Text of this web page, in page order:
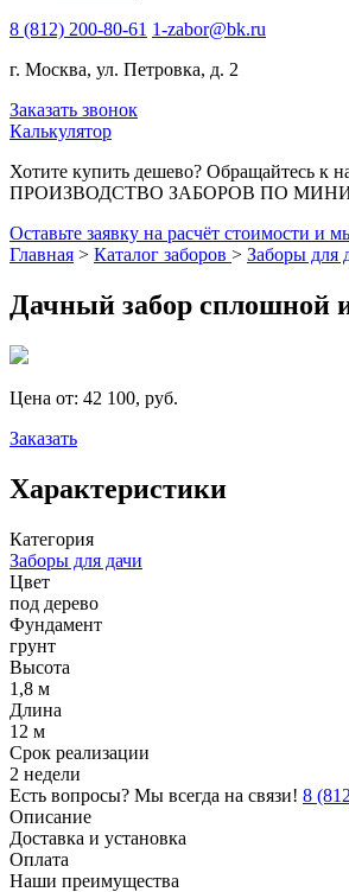
8 (812) 200-80-61 1-zabor@bk.ru
г. Москва, ул. Петровка, д. 2
Заказать звонок
Калькулятор
Хотите купить дешево? Обращайтесь к
ПРОИЗВОДСТВО ЗАБОРОВ ПО
Оставьте заявку на расчёт стоимости и
Главная > Каталог заборов > Заборы для
Дачный забор сплошной
Цена от: 42 100, руб.
Заказать
Характеристики
Категория
Заборы для дачи
Цвет
под дерево
Фундамент
грунт
Высота
1,8 м
Длина
12 м
Срок реализации
2 недели
Есть вопросы? Мы всегда на связи! 8
Описание
Доставка и установка
Оплата
Наши преимущества